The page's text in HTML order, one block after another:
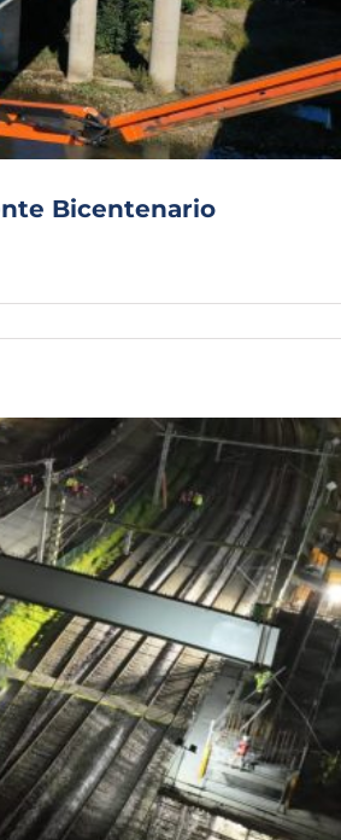
Archivo Sonoro
Bicentenario